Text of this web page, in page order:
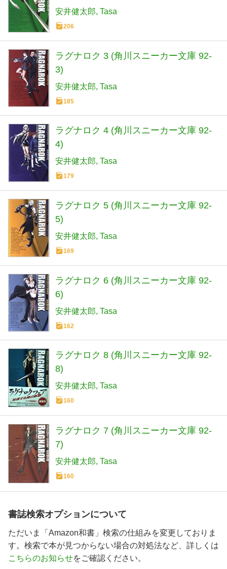
安井健太郎 Tasa
206
ラグナロク 3 (角川スニーカー文庫 92-
3)
安井健太郎 Tasa
185
ラグナロク 4 (角川スニーカー文庫 92-
4)
安井健太郎 Tasa
179
ラグナロク 5 (角川スニーカー文庫 92-
5)
安井健太郎 Tasa
169
ラグナロク 6 (角川スニーカー文庫 92-
6)
安井健太郎 Tasa
162
ラグナロク 8 (角川スニーカー文庫 92-
8)
安井健太郎 Tasa
160
ラグナロク 7 (角川スニーカー文庫 92-
7)
安井健太郎 Tasa
160
書誌検索オプションについて
ただいま「Amazon和書」検索の仕組みを変更しておりま
す。検索で本が見つからない場合の対処法など、詳しくは
こちらのお知らせをご確認ください。